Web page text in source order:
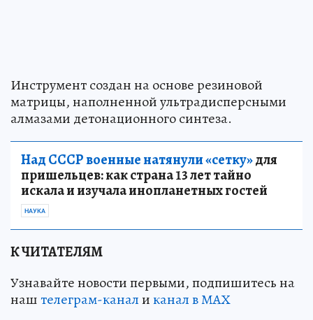
Инструмент создан на основе резиновой
матрицы, наполненной ультрадисперсными
алмазами детонационного синтеза.
Над СССР военные натянули «сетку»для
пришельцев: как страна 13 лет тайно
искала и изучала инопланетных гостей
НАУКА
К ЧИТАТЕЛЯМ
Узнавайте новости первыми, подпишитесь на
наштелеграм-каналиканал в МАХ